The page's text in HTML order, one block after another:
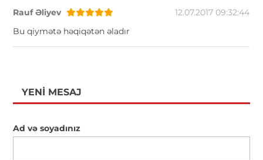
Rauf Əliyev
12.07.2017 09:32:44
Bu qiymətə həqiqətən əladır
YENI MESAJ
Ad və soyadınız